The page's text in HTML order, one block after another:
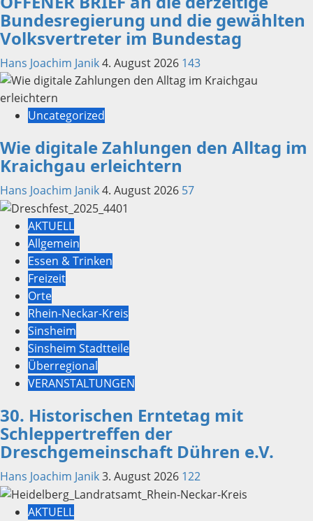
Bundesregierung und die gewählten
Volksvertreter im Bundestag
Hans Joachim Janik4. August 2026 143
Uncategorized
Wie digitale Zahlungen den Alltag im
Kraichgau erleichtern
Hans Joachim Janik4. August 2026 57
AKTUELL
Allgemein
Essen & Trinken
Freizeit
Orte
Rhein-Neckar-Kreis
Sinsheim
Sinsheim Stadtteile
Überregional
VERANSTALTUNGEN
30. Historischen Erntetag mit
Schleppertreffen der
Dreschgemeinschaft Dühren e.V.
Hans Joachim Janik3. August 2026 122
AKTUELL